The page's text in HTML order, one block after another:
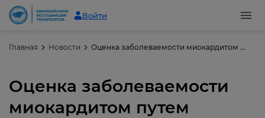
Войти
Главная Новости Оценка заболеваемости миокардитом путем систематического скрининга с помощью магнитно-резонансной томографии сердца
Оценка заболеваемости
миокардитом путем